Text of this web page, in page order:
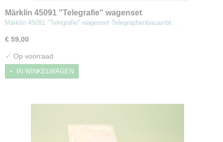
Märklin 45091 "Telegrafie" wagenset
Märklin 45091 "Telegrafie" wagenset Telegraphenbauambt…
€ 59,00
✓ Op voorraad
IN WINKELWAGEN